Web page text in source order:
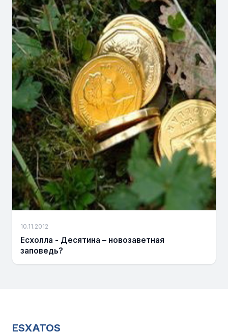
10.11.2012
Есхолла - Десятина – новозаветная
заповедь?
ESXATOS